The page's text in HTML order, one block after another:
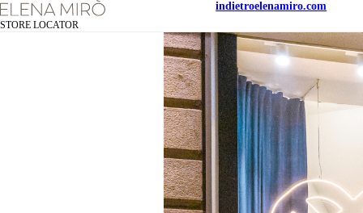
STORE LOCATOR
indietroelenamiro.com